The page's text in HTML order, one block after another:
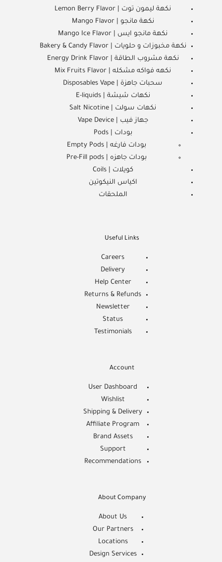
نكهة ليمون توت | Lemon Berry Flavor
نكهة مانجو | Mango Flavor
نكهة مانجو ايس | Mango Ice Flavor
نكهة مخبوزات و حلويات | Bakery & Candy Flavor
نكهة مشروب الطاقة | Energy Drink Flavor
نكهه فواكه مشكله | Mix Fruits Flavor
سحبات جاهزة | Disposables Vape
نكهات شيشة | E-liquids
نكهات سولت | Salt Nicotine
جهاز فيب | Vape Device
بودات | Pods
بودات فارغه | Empty Pods
بودات جاهزه | Pre-Fill pods
كويلات | Coils
اكياس النيكوتين
الملحقات
Useful Links
Careers
Delivery
Help Center
Returns & Refunds
Newsletter
Status
Testimonials
Account
User Dashboard
Wishlist
Shipping & Delivery
Affiliate Program
Brand Assets
Support
Recommendations
About Company
About Us
Our Partners
Locations
Design Services